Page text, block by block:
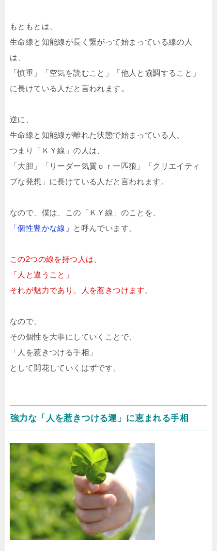
もともとは、
生命線と知能線が長く繋がって始まっている線の人
は、
「慎重」「空気を読むこと」「他人と協調すること」
に長けている人だと言われます。
逆に、
生命線と知能線が離れた状態で始まっている人、
つまり「ＫＹ線」の人は、
「大胆」「リーダー気質ｏｒ一匹狼」「クリエイティ
ブな発想」に長けている人だと言われます。
なので、僕は、この「ＫＹ線」のことを、
「個性豊かな線」
と呼んでいます。
この2つの線を持つ人は、
「人と違うこと」
それが魅力であり、人を惹きつけます。
なので、
その個性を大事にしていくことで、
「人を惹きつける手相」
として開花していくはずです。
強力な「人を惹きつける運」に恵まれる手相